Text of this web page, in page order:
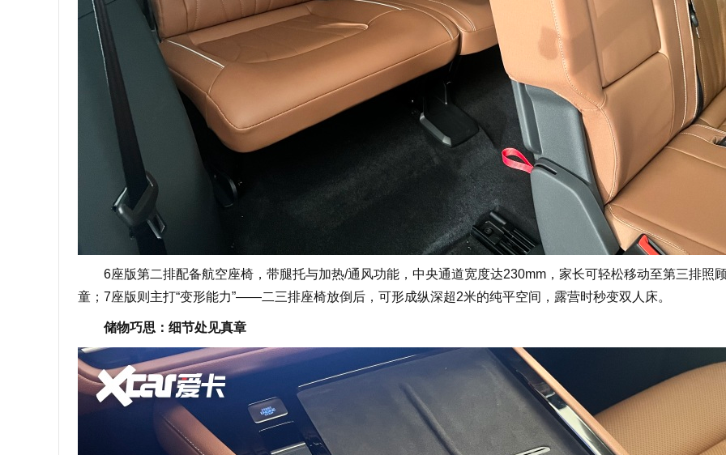
6座版第二排配备航空座椅，带腿托与加热/通风功能，中央通道宽度达230mm，家长可轻松移动至第三排照
童；7座版则主打“变形能力”——二三排座椅放倒后，可形成纵深超2米的纯平空间，露营时秒变双人床。
储物巧思：细节处见真章